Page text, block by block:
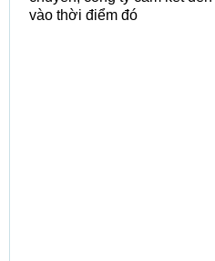
vào thời điểm đó